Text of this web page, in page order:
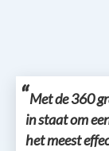
Met de 360
in staat om
het meest